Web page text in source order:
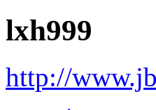
lxh999
http://